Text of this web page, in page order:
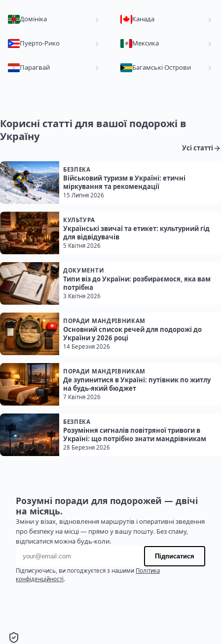
Домініка Канада
Пуерто-Рико Мексика
Парагвай Багамські Острови
Корисні статті для вашої подорожі в
Україну
Усі статті
БЕЗПЕКА
Військовий туризм в Україні: етичні
міркування та рекомендації
15 Липня 2026
КУЛЬТУРА
Українські звичаї та етикет: культурний гід
для відвідувачів
5 Квітня 2026
ДОКУМЕНТИ
Типи віз до України: розбираємося, яка вам
потрібна
3 Квітня 2026
ПОРАДИ МАНДРІВНИКАМ
Основний список речей для подорожі до
України у 2026 році
14 Березня 2026
ПОРАДИ МАНДРІВНИКАМ
Де зупинитися в Україні: путівник по житлу
на будь-який бюджет
7 Квітня 2026
БЕЗПЕКА
Розуміння сигналів повітряної тривоги в
Україні: що потрібно знати мандрівникам
28 Березня 2026
Розумні поради для подорожей — двічі
на місяць.
Зміни у візах, відновлення маршрутів і оперативні зведення
про безпеку на місці — прямо у вашу пошту. Без спаму,
відписатися можна будь-коли.
Адреса електронної пошти
Підписатися
Підписуючись, ви погоджуєтеся з нашими Політика
конфіденційності.